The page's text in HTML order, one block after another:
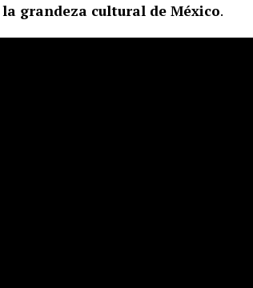
la grandeza cultural de México.